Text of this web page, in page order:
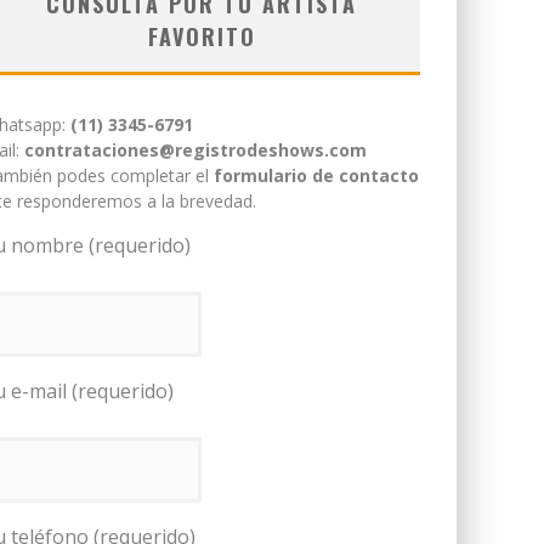
FAVORITO
(11) 3345-6791
contrataciones@registrodeshows.com
podes completar el formulario de contacto
responderemos a la brevedad.
nombre (requerido)
e-mail (requerido)
teléfono (requerido)